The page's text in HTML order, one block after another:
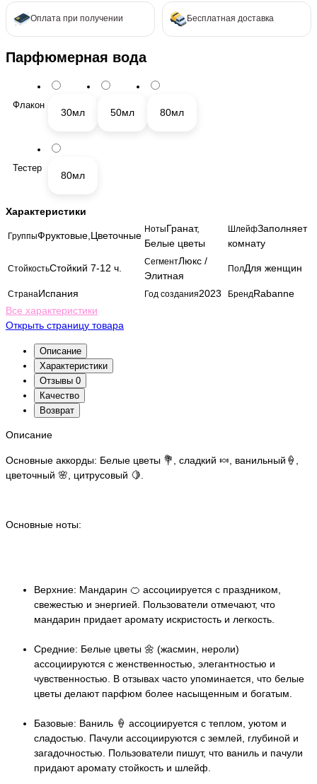
Оплата при получении Бесплатная доставка
Парфюмерная вода
Флакон
30мл 50мл 80мл
Тестер
80мл
Характеристики
ГруппыФруктовые,Цветочные
НотыГранат,
Белые цветы
ШлейфЗаполняет
комнату
СтойкостьСтойкий 7-12 ч.
СегментЛюкс /
Элитная
ПолДля женщин
СтранаИспания Год создания2023 БрендRabanne
Все характеристики
Открыть страницу товара
Описание
Характеристики
Отзывы 0
Качество
Возврат
Описание
Основные аккорды: Белые цветы 💐, сладкий 🍬, ванильный🍦,
цветочный 🌸, цитрусовый 🍋.
Основные ноты:
Верхние: Мандарин 🍊 ассоциируется с праздником,
свежестью и энергией. Пользователи отмечают, что
мандарин придает аромату искристость и легкость.
Средние: Белые цветы 🌼 (жасмин, нероли)
ассоциируются с женственностью, элегантностью и
чувственностью. В отзывах часто упоминается, что белые
цветы делают парфюм более насыщенным и богатым.
Базовые: Ваниль 🍦 ассоциируется с теплом, уютом и
сладостью. Пачули ассоциируются с землей, глубиной и
загадочностью. Пользователи пишут, что ваниль и пачули
придают аромату стойкость и шлейф.